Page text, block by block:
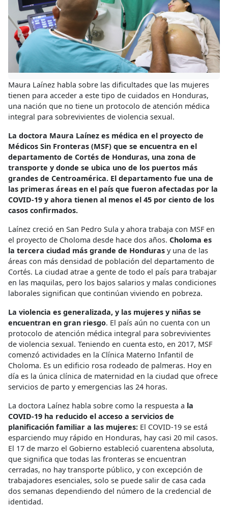
Maura Laínez habla sobre las dificultades que las mujeres
tienen para acceder a este tipo de cuidados en Honduras,
una nación que no tiene un protocolo de atención médica
integral para sobrevivientes de violencia sexual.
La doctora Maura Laínez es médica en el proyecto de
Médicos Sin Fronteras (MSF) que se encuentra en el
departamento de Cortés de Honduras, una zona de
transporte y donde se ubica uno de los puertos más
grandes de Centroamérica. El departamento fue una de
las primeras áreas en el país que fueron afectadas por la
COVID-19 y ahora tienen al menos el 45 por ciento de los
casos confirmados.
Laínez creció en San Pedro Sula y ahora trabaja con MSF en
el proyecto de Choloma desde hace dos años. Choloma es
la tercera ciudad más grande de Honduras y una de las
áreas con más densidad de población del departamento de
Cortés. La ciudad atrae a gente de todo el país para trabajar
en las maquilas, pero los bajos salarios y malas condiciones
laborales significan que continúan viviendo en pobreza.
La violencia es generalizada, y las mujeres y niñas se
encuentran en gran riesgo. El país aún no cuenta con un
protocolo de atención médica integral para sobrevivientes
de violencia sexual. Teniendo en cuenta esto, en 2017, MSF
comenzó actividades en la Clínica Materno Infantil de
Choloma. Es un edificio rosa rodeado de palmeras. Hoy en
día es la única clínica de maternidad en la ciudad que ofrece
servicios de parto y emergencias las 24 horas.
La doctora Laínez habla sobre como la respuesta a la
COVID-19 ha reducido el acceso a servicios de
planificación familiar a las mujeres: El COVID-19 se está
esparciendo muy rápido en Honduras, hay casi 20 mil casos.
El 17 de marzo el Gobierno estableció cuarentena absoluta,
que significa que todas las fronteras se encuentran
cerradas, no hay transporte público, y con excepción de
trabajadores esenciales, solo se puede salir de casa cada
dos semanas dependiendo del número de la credencial de
identidad.